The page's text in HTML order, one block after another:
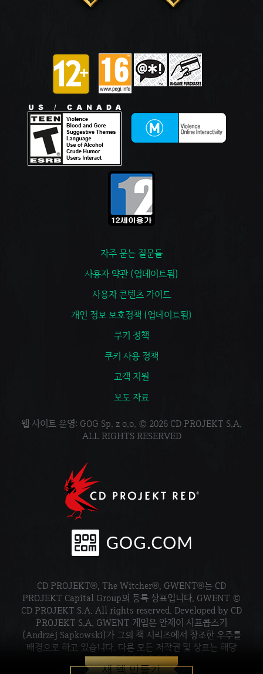
새 덱 만들기
자주 묻는 질문들
사용자 약관 (업데이트됨)
사용자 콘텐츠 가이드
개인 정보 보호정책 (업데이트됨)
쿠키 정책
쿠키 사용 정책
고객 지원
보도 자료
웹 사이트 운영: GOG Sp. z o.o. © 2026 CD PROJEKT S.A.
ALL RIGHTS RESERVED
CD PROJEKT®, The Witcher®, GWENT®는 CD
PROJEKT Capital Group의 등록 상표입니다. GWENT ©
CD PROJEKT S.A. All rights reserved. Developed by CD
PROJEKT S.A. GWENT 게임은 안제이 사프콥스키
(Andrzej Sapkowski)가 그의 책 시리즈에서 창조한 우주를
배경으로 하고 있습니다. 다른 모든 저작권 및 상표는 해당
소유주의 재산입니다.